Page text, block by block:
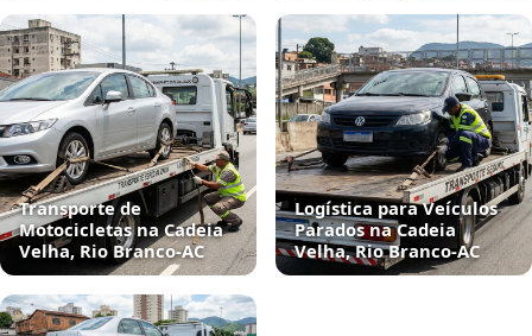
Transporte de
Motocicletas na Cadeia
Velha, Rio Branco‑AC
Logística para Veículos
Parados na Cadeia
Velha, Rio Branco‑AC